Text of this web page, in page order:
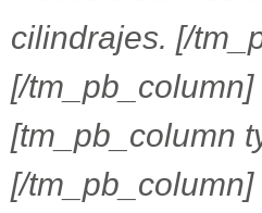
cilindrajes. [/
[/tm_pb_column]
[tm_pb_column
[/tm_pb_column]